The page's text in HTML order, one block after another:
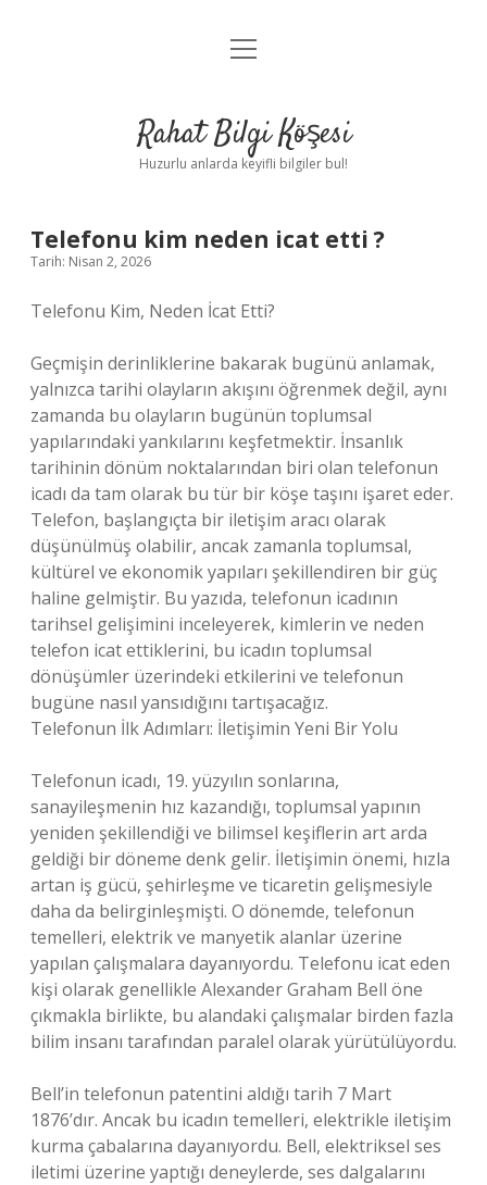
Anasayfa
Yasal Uyarı
menüyü
Rahat Bilgi Köşesi
Huzurlu anlarda keyifli bilgiler bul!
Telefonu kim neden icat etti ?
Tarih: Nisan 2, 2026
Telefonu Kim, Neden İcat Etti?
Geçmişin derinliklerine bakarak bugünü anlamak,
yalnızca tarihi olayların akışını öğrenmek değil, aynı
zamanda bu olayların bugünün toplumsal
yapılarındaki yankılarını keşfetmektir. İnsanlık
tarihinin dönüm noktalarından biri olan telefonun
icadı da tam olarak bu tür bir köşe taşını işaret eder.
Telefon, başlangıçta bir iletişim aracı olarak
düşünülmüş olabilir, ancak zamanla toplumsal,
kültürel ve ekonomik yapıları şekillendiren bir güç
haline gelmiştir. Bu yazıda, telefonun icadının
tarihsel gelişimini inceleyerek, kimlerin ve neden
telefon icat ettiklerini, bu icadın toplumsal
dönüşümler üzerindeki etkilerini ve telefonun
bugüne nasıl yansıdığını tartışacağız.
Telefonun İlk Adımları: İletişimin Yeni Bir Yolu
Telefonun icadı, 19. yüzyılın sonlarına,
sanayileşmenin hız kazandığı, toplumsal yapının
yeniden şekillendiği ve bilimsel keşiflerin art arda
geldiği bir döneme denk gelir. İletişimin önemi, hızla
artan iş gücü, şehirleşme ve ticaretin gelişmesiyle
daha da belirginleşmişti. O dönemde, telefonun
temelleri, elektrik ve manyetik alanlar üzerine
yapılan çalışmalara dayanıyordu. Telefonu icat eden
kişi olarak genellikle Alexander Graham Bell öne
çıkmakla birlikte, bu alandaki çalışmalar birden fazla
bilim insanı tarafından paralel olarak yürütülüyordu.
Bell’in telefonun patentini aldığı tarih 7 Mart
1876’dır. Ancak bu icadın temelleri, elektrikle iletişim
kurma çabalarına dayanıyordu. Bell, elektriksel ses
iletimi üzerine yaptığı deneylerde, ses dalgalarını